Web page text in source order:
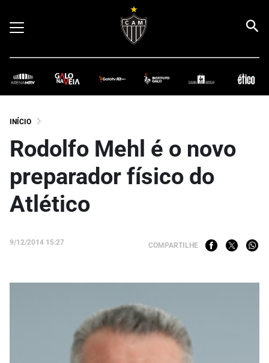
INÍCIO
Rodolfo Mehl é o novo
preparador físico do
Atlético
9/12/2014 15:27 COMPARTILHE